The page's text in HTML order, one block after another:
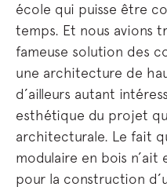
école qui puisse être
temps. Et nous avions
fameuse solution des
une architecture de
d’ailleurs autant
esthétique du projet
architecturale. Le fait
modulaire en bois n’ait
pour la construction